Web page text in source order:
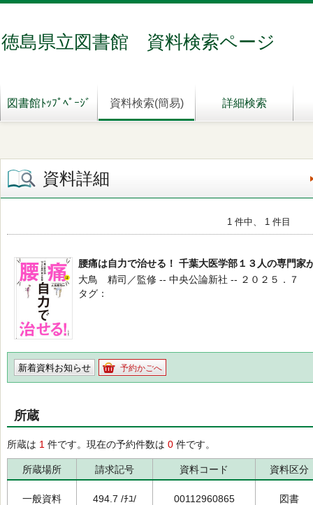
徳島県立図書館 資料検索ページ
図書館ﾄｯﾌﾟﾍﾟｰｼﾞ 資料検索(簡易) 詳細検索
資料詳細
1 件中、 1 件目
腰痛は自力で治せる！ 千葉大医学部１３人の専門家
大鳥 精司／監修 -- 中央公論新社 -- ２０２５．７
タグ
新着資料お知らせ 予約かごへ
所蔵
所蔵は 1 件です。現在の予約件数は 0 件です。
所蔵場所 請求記号 資料コード 資料区分
一般資料 494.7 /ﾁﾕ/ 00112960865 図書